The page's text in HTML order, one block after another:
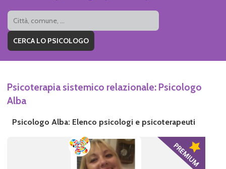
Psicoterapia sistemico relazionale: Psicologo
Alba
Psicologo Alba: Elenco psicologi e psicoterapeuti